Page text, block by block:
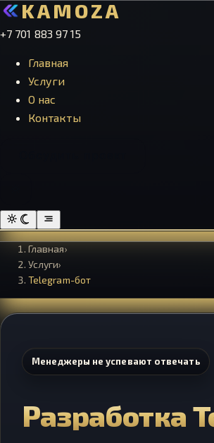
KAMOZA
+7 701 883 97 15
Главная
Услуги
О нас
Контакты
Главная›
Услуги›
Telegram-бот
Менеджеры не успевают отвечать
Разработка